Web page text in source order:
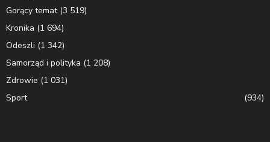
Gorący temat(3 519)
Kronika (1 694)
Odeszli (1 342)
Samorząd i polityka (1 208)
Zdrowie (1 031)
Sport
(934)